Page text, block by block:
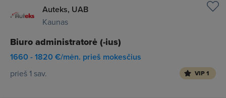
Auteks, UAB
Kaunas
Biuro administratorė (-ius)
1660 - 1820 €/mėn. prieš mokesčius
prieš 1 sav. VIP 1